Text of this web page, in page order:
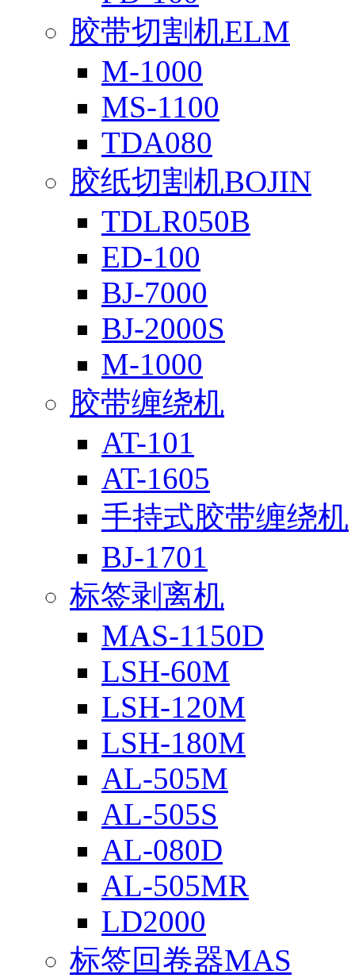
胶带切割机ELM
M-1000
MS-1100
TDA080
胶纸切割机BOJIN
TDLR050B
ED-100
BJ-7000
BJ-2000S
M-1000
胶带缠绕机
AT-101
AT-1605
手持式胶带缠绕机
BJ-1701
标签剥离机
MAS-1150D
LSH-60M
LSH-120M
LSH-180M
AL-505M
AL-505S
AL-080D
AL-505MR
LD2000
标签回卷器MAS